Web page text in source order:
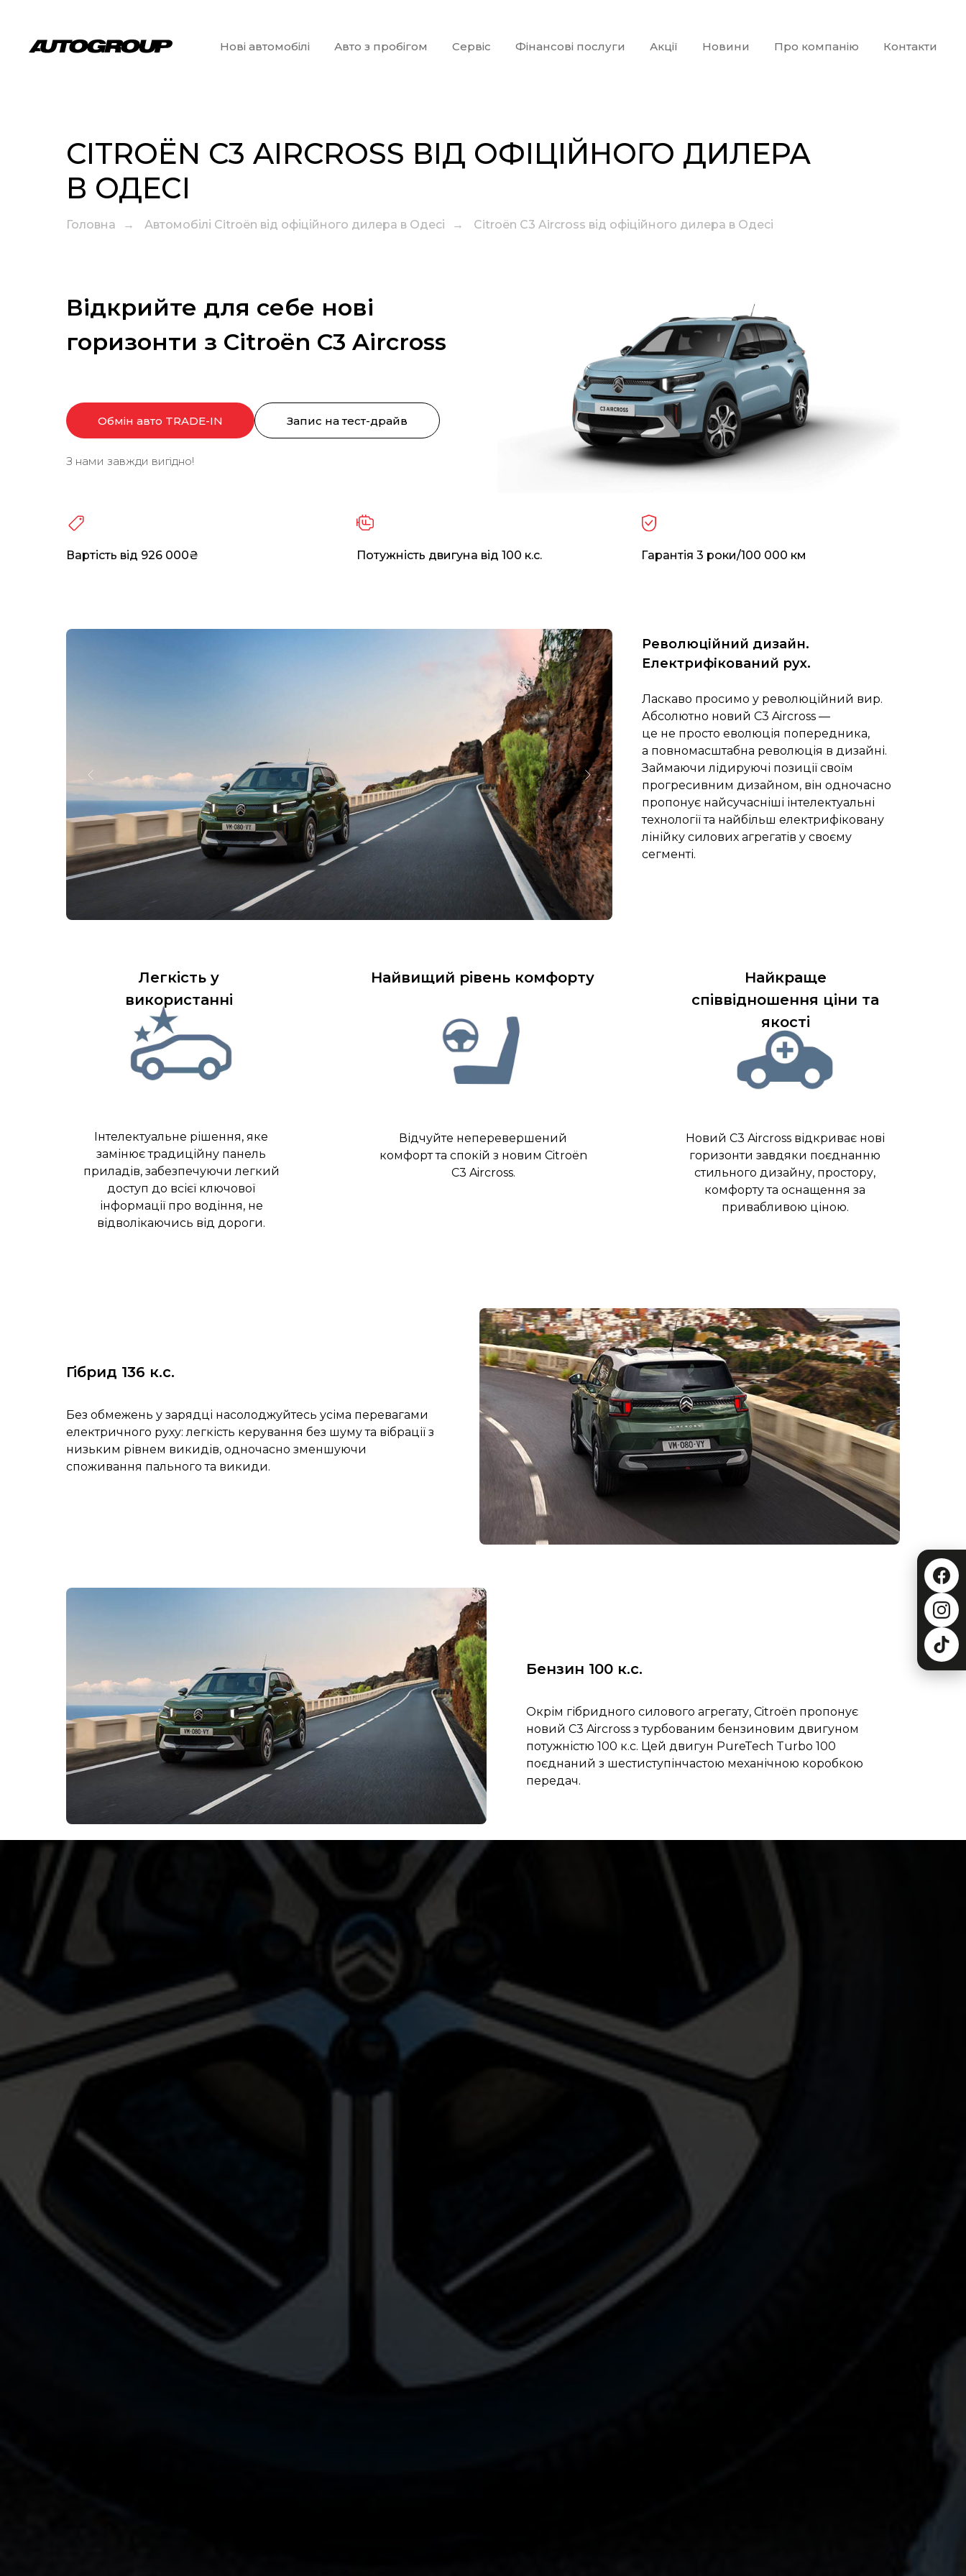
Нові автомобілі Авто з пробігом Сервіс Фінансові послуги Акції Новини Про компанію Контакти
CITROËN C3 AIRCROSS ВІД ОФІЦІЙНОГО ДИЛЕРА
В ОДЕСІ
Головна → Автомобілі Citroën від офіційного дилера в Одесі → Citroën С3 Aircross від офіційного дилера в Одесі
Відкрийте для себе нові
горизонти з Citroën C3 Aircross
Обмін авто TRADE-IN Запис на тест-драйв
З нами завжди вигідно!
Вартість від 926 000₴ Потужність двигуна від 100 к.с. Гарантія 3 роки/100 000 км
Революційний дизайн.
Електрифікований рух.
Ласкаво просимо у революційний вир.
Абсолютно новий C3 Aircross —
це не просто еволюція попередника,
а повномасштабна революція в дизайні.
Займаючи лідируючі позиції своїм
прогресивним дизайном, він одночасно
пропонує найсучасніші інтелектуальні
технології та найбільш електрифіковану
лінійку силових агрегатів у своєму
сегменті.
Інтелектуальне рішення, яке
замінює традиційну панель
приладів, забезпечуючи легкий
доступ до всієї ключової
інформації про водіння, не
відволікаючись від дороги.
Легкість у
використанні
Відчуйте неперевершений
комфорт та спокій з новим Citroën
C3 Aircross.
Найвищий рівень комфорту
Новий C3 Aircross відкриває нові
горизонти завдяки поєднанню
стильного дизайну, простору,
комфорту та оснащення за
привабливою ціною.
Найкраще
співвідношення ціни та
якості
Гібрид 136 к.с.
Без обмежень у зарядці насолоджуйтесь усіма перевагами
електричного руху: легкість керування без шуму та вібрації з
низьким рівнем викидів, одночасно зменшуючи
споживання пального та викиди.
Бензин 100 к.с.
Окрім гібридного силового агрегату, Citroën пропонує
новий C3 Aircross з турбованим бензиновим двигуном
потужністю 100 к.с. Цей двигун PureTech Turbo 100
поєднаний з шестиступінчастою механічною коробкою
передач.